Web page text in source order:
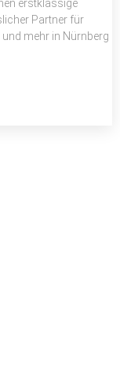
erstklassige
Partner für
mehr in Nürnberg